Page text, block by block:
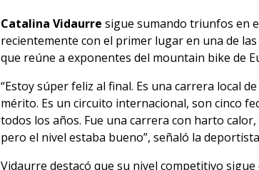
Catalina Vidaurre sigue sumando triunfos en
recientemente con el primer lugar en una de las
que reúne a exponentes del mountain bike de
“Estoy súper feliz al final. Es una carrera local
mérito. Es un circuito internacional, son cinco
todos los años. Fue una carrera con harto
pero el nivel estaba bueno”, señaló la
Vidaurre destacó que su nivel competitivo sigue